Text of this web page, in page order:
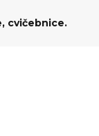
cvičebnice.